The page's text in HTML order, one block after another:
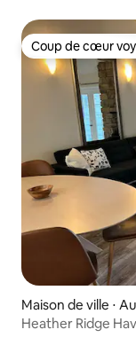
Coup de cœur
Coup de cœur
Maison de ville ⋅
Heather Ridge